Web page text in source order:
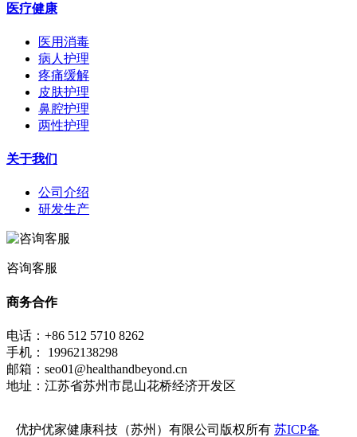
医疗健康
医用消毒
病人护理
疼痛缓解
皮肤护理
鼻腔护理
两性护理
关于我们
公司介绍
研发生产
咨询客服
商务合作
电话：+86 512 5710 8262
手机： 19962138298
邮箱：seo01@healthandbeyond.cn
地址：江苏省苏州市昆山花桥经济开发区
优护优家健康科技（苏州）有限公司版权所有 苏ICP备